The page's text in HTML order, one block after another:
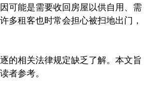
可能是需要收回房屋以供自用、需
多租客也时常会担心被扫地出门，
的相关法律规定缺乏了解。本文旨
者参考。